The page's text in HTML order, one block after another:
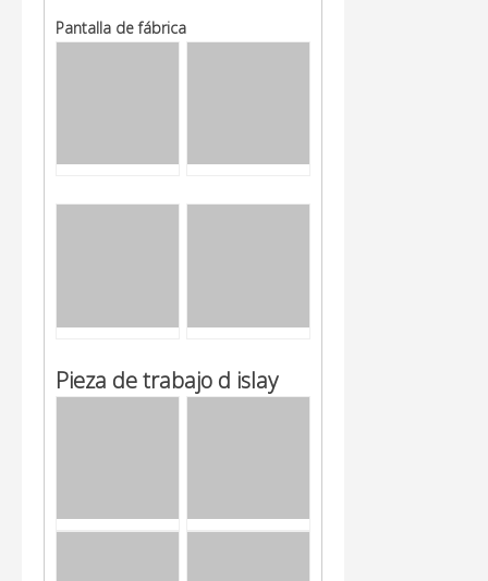
Pantalla de fábrica
Pieza de trabajo d islay